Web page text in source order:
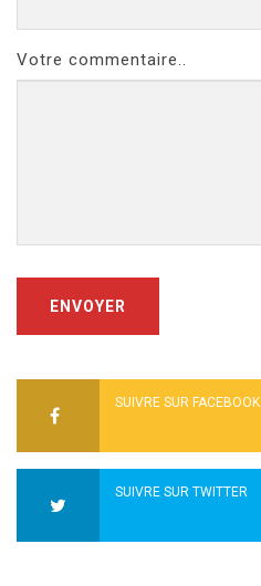
Votre commentaire..
ENVOYER
SUIVRE SUR FACEBOOK
SUIVRE SUR TWITTER